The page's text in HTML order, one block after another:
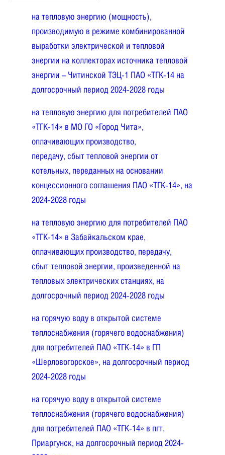
на тепловую энергию (мощность),
производимую в режиме комбинированной
выработки электрической и тепловой
энергии на коллекторах источника тепловой
энергии – Читинской ТЭЦ-1 ПАО «ТГК-14 на
долгосрочный период 2024-2028 годы
на тепловую энергию для потребителей ПАО
«ТГК-14» в МО ГО «Город Чита»,
оплачивающих производство,
передачу, сбыт тепловой энергии от
котельных, переданных на основании
концессионного соглашения ПАО «ТГК-14», на
2024-2028 годы
на тепловую энергию для потребителей ПАО
«ТГК-14» в Забайкальском крае,
оплачивающих производство, передачу,
сбыт тепловой энергии, произведенной на
тепловых электрических станциях, на
долгосрочный период 2024-2028 годы
на горячую воду в открытой системе
теплоснабжения (горячего водоснабжения)
для потребителей ПАО «ТГК-14» в ГП
«Шерловогорское», на долгосрочный период
2024-2028 годы
на горячую воду в открытой системе
теплоснабжения (горячего водоснабжения)
для потребителей ПАО «ТГК-14» в пгт.
Приаргунск, на долгосрочный период 2024-